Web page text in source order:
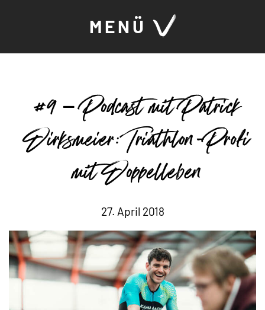
MENÜ
#9 – Podcast mit Patrick
Dirksmeier: Triathlon-Profi
mit Doppelleben
27. April 2018